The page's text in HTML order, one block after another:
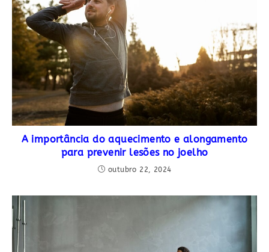
A importância do aquecimento e alongamento
para prevenir lesões no joelho
outubro 22, 2024